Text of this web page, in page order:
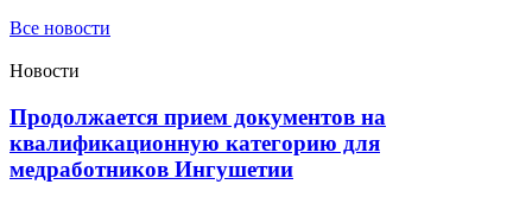
Все новости
Новости
Продолжается прием документов на
квалификационную категорию для
медработников Ингушетии